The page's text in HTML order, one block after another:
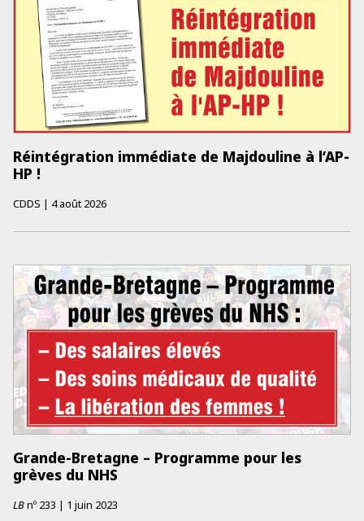
Réintégration immédiate de Majdouline à l’AP-
HP !
CDDS | 4 août 2026
Grande-Bretagne – Programme pour les
grèves du NHS
LBnº 233 | 1 juin 2023